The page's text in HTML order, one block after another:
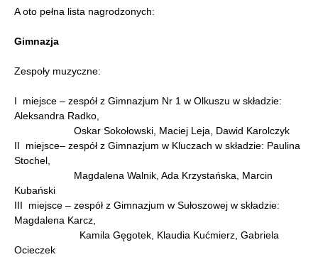
A oto pełna lista nagrodzonych:
Gimnazja
Zespoły muzyczne:
I miejsce – zespół z Gimnazjum Nr 1 w Olkuszu w składzie:
Aleksandra Radko,
Oskar Sokołowski, Maciej Leja, Dawid Karolczyk
II miejsce– zespół z Gimnazjum w Kluczach w składzie: Paulina
Stochel,
Magdalena Walnik, Ada Krzystańska, Marcin
Kubański
III miejsce – zespół z Gimnazjum w Sułoszowej w składzie:
Magdalena Karcz,
Kamila Gęgotek, Klaudia Kućmierz, Gabriela
Ocieczek